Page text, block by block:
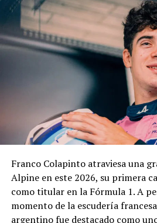
Franco Colapinto atraviesa una
Alpine en este 2026, su primera
como titular en la Fórmula 1. A
momento de la escudería
argentino fue destacado como